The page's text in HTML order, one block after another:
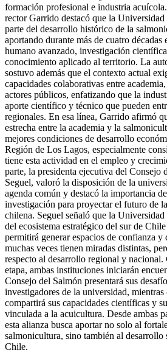
formación profesional e industria
rector Garrido destacó que la
parte del desarrollo histórico de la
aportando durante más de cuatro
humano avanzado, investigación
conocimiento aplicado al territorio. La
sostuvo además que el contexto actual
capacidades colaborativas entre
actores públicos, enfatizando que la
aporte científico y técnico que pueden
regionales. En esa línea, Garrido afirmó
estrecha entre la academia y la
mejores condiciones de desarrollo
Región de Los Lagos, especialmente
tiene esta actividad en el empleo y
parte, la presidenta ejecutiva del Consejo
Seguel, valoró la disposición de la
agenda común y destacó la importancia
investigación para proyectar el futuro de
chilena. Seguel señaló que la
del ecosistema estratégico del sur de
permitirá generar espacios de confianza y
muchas veces tienen miradas distintas,
respecto al desarrollo regional y nacional.
etapa, ambas instituciones iniciarán
Consejo del Salmón presentará sus
investigadores de la universidad, mientras
compartirá sus capacidades científicas y
vinculada a la acuicultura. Desde ambas
esta alianza busca aportar no solo al
salmonicultura, sino también al desarrollo
Chile.